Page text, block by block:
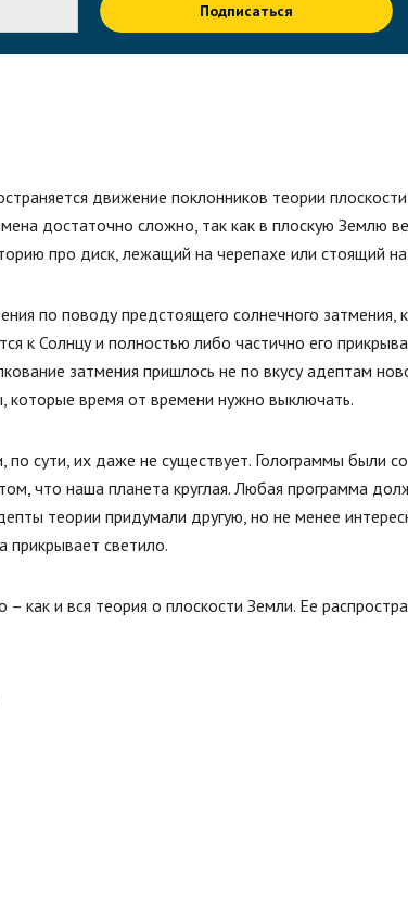
Подписаться
движение поклонников теории
достаточно сложно, так как в плоскую Землю
про диск, лежащий на черепахе или стоящий
по поводу предстоящего солнечного
к Солнцу и полностью либо частично его
затмения пришлось не по вкусу адептам
которые время от времени нужно выключать.
сути, их даже не существует. Голограммы были
что наша планета круглая. Любая программа
теории придумали другую, но не менее
прикрывает светило.
как и вся теория о плоскости Земли. Ее